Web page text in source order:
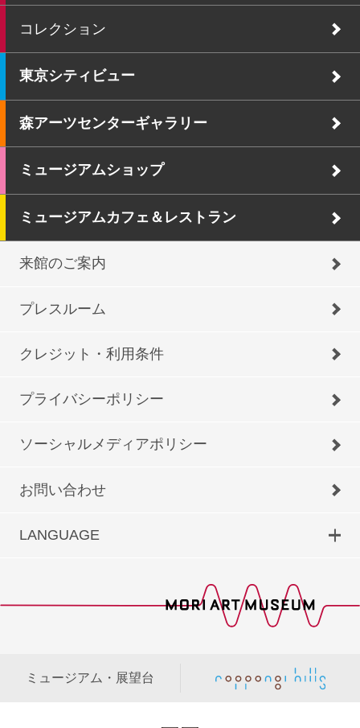
コレクション
東京シティビュー
森アーツセンターギャラリー
ミュージアムショップ
ミュージアムカフェ＆レストラン
来館のご案内
プレスルーム
クレジット・利用条件
プライバシーポリシー
ソーシャルメディアポリシー
お問い合わせ
LANGUAGE
ミュージアム・展望台